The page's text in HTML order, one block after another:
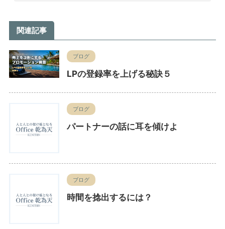
関連記事
ブログ
LPの登録率を上げる秘訣５
ブログ
パートナーの話に耳を傾けよ
ブログ
時間を捻出するには？